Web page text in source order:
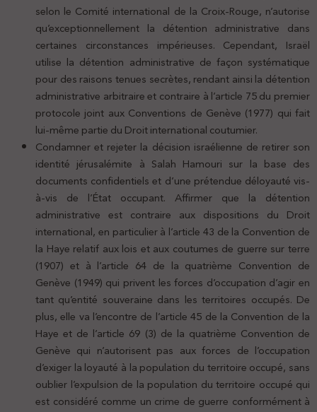
selon le Comité international de la Croix-Rouge, n’autorise
qu’exceptionnellement la détention administrative dans
certaines circonstances impérieuses. Cependant, Israël
utilise la détention administrative de façon systématique
pour des raisons tenues secrètes, rendant ainsi la détention
administrative arbitraire et contraire à l’article 75 du premier
protocole joint aux Conventions de Genève (1977) qui fait
lui-même partie du Droit international coutumier.
Condamner et rejeter la décision israélienne de retirer son
identité jérusalémite à Salah Hamouri sur la base des
documents confidentiels et d’une prétendue déloyauté vis-
à-vis de l’État occupant. Affirmer que la détention
administrative est contraire aux dispositions du Droit
international, en particulier à l’article 43 de la Convention de
la Haye relatif aux lois et aux coutumes de guerre sur terre
(1907) et à l’article 64 de la quatrième Convention de
Genève (1949) qui privent les forces d’occupation d’agir en
tant qu’entité souveraine dans les territoires occupés. De
plus, elle va l’encontre de l’article 45 de la Convention de la
Haye et de l’article 69 (3) de la quatrième Convention de
Genève qui n’autorisent pas aux forces de l’occupation
d’exiger la loyauté à la population du territoire occupé, sans
oublier l’expulsion de la population du territoire occupé qui
est considéré comme un crime de guerre conformément à